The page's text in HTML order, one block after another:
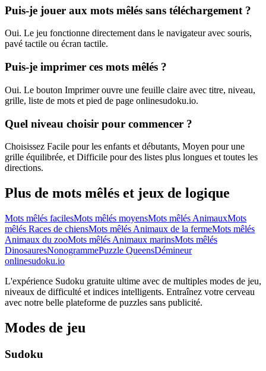
Puis-je jouer aux mots mêlés sans téléchargement ?
Oui. Le jeu fonctionne directement dans le navigateur avec souris,
pavé tactile ou écran tactile.
Puis-je imprimer ces mots mêlés ?
Oui. Le bouton Imprimer ouvre une feuille claire avec titre, niveau,
grille, liste de mots et pied de page onlinesudoku.io.
Quel niveau choisir pour commencer ?
Choisissez Facile pour les enfants et débutants, Moyen pour une
grille équilibrée, et Difficile pour des listes plus longues et toutes les
directions.
Plus de mots mêlés et jeux de logique
Mots mêlés facilesMots mêlés moyensMots mêlés AnimauxMots
mêlés Races de chiensMots mêlés Animaux de la fermeMots mêlés
Animaux du zooMots mêlés Animaux marinsMots mêlés
DinosauresNonogrammePuzzle QueensDémineur
onlinesudoku.io
L'expérience Sudoku gratuite ultime avec de multiples modes de jeu,
niveaux de difficulté et indices intelligents. Entraînez votre cerveau
avec notre belle plateforme de puzzles sans publicité.
Modes de jeu
Sudoku